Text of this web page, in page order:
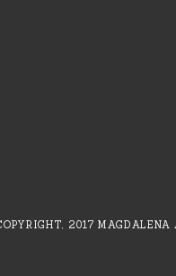
2017 MAGDALENA